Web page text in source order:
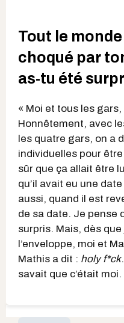
Tout le
choqué par
as-tu été
« Moi et tous les
Honnêtement, avec
les quatre gars, on a
individuelles pour
sûr que ça allait être
qu’il avait eu une
aussi, quand il est
de sa date. Je pense
surpris. Mais, dès
l’enveloppe, moi et
Mathis a dit : holy f*ck
savait que c’était moi.